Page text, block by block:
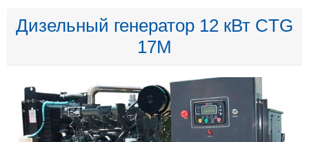
Дизельный генератор 12 кВт CTG
17M